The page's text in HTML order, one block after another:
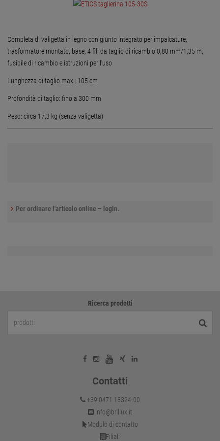
Completa di valigetta in legno con giunto integrato per impalcature,
trasformatore montato, base, 4 fili da taglio di ricambio 0,80 mm/1,35 m,
fusibile di ricambio e istruzioni per l'uso
Lunghezza di taglio max.: 105 cm
Profondità di taglio: fino a 300 mm
Peso: circa 17,3 kg (senza valigetta)
Per ordinare l'articolo online – login.
Ricerca prodotti
Contatti
+39 0471 18324-00
info@brillux.it
Modulo di contatto
Filiali